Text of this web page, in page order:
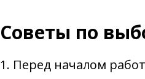
Советы по
1. Перед началом